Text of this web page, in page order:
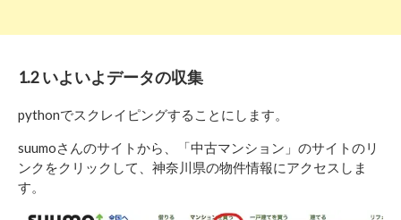
1.2 いよいよデータの収集
pythonでスクレイピングすることにします。
suumoさんのサイトから、「中古マンション」のサイトのリ
ンクをクリックして、神奈川県の物件情報にアクセスしま
す。